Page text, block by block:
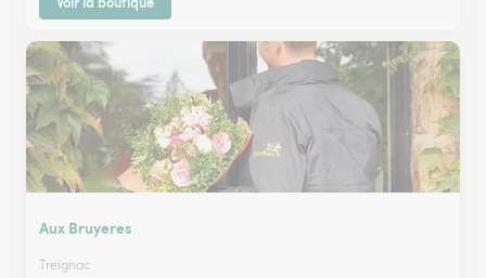
Aux Bruyeres
Treignac